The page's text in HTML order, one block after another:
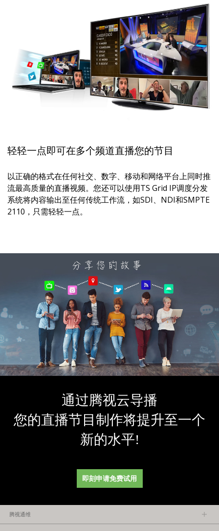
轻轻一点即可在多个频道直播您的节目
以正确的格式在任何社交、数字、移动和网络平台上同时推
流最高质量的直播视频。您还可以使用TS Grid IP调度分发
系统将内容输出至任何传统工作流，如SDI、NDI和SMPTE
2110，只需轻轻一点。
通过腾视云导播
您的直播节目制作将提升至一个
新的水平!
即刻申请免费试用
腾视通维